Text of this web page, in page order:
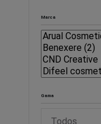
Marca
Gama